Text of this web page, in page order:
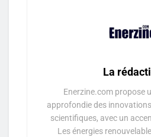
La
Enerzine.com propose
approfondie des
scientifiques, avec un
Les énergies